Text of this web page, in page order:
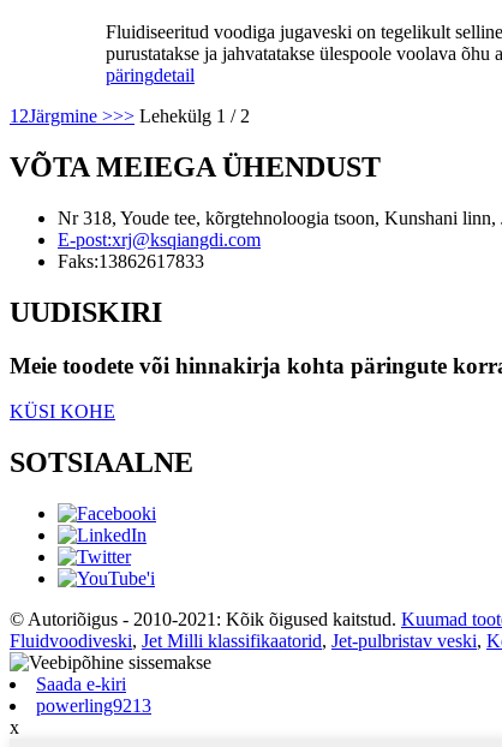
Fluidiseeritud voodiga jugaveski on tegelikult
purustatakse ja jahvatatakse ülespoole voolava õhu
päringdetail
1 2Järgmine >>> Lehekülg 1 / 2
VÕTA MEIEGA ÜHENDUST
Nr 318, Youde tee, kõrgtehnoloogia tsoon, Kunshani linn,
E-post:xrj@ksqiangdi.com
Faks:13862617833
UUDISKIRI
Meie toodete või hinnakirja kohta päringute
KÜSI KOHE
SOTSIAALNE
© Autoriõigus - 2010-2021: Kõik õigused kaitstud. Kuumad
Fluidvoodiveski, Jet Milli klassifikaatorid, Jet-pulbristav veski,
Saada e-kiri
powerling9213
x